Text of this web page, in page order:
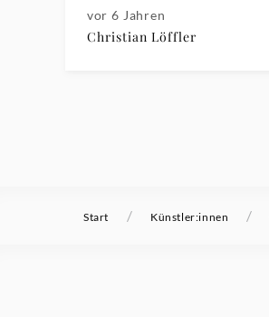
vor 6 Jahren
Christian Löffler
Start / Künstler:innen /